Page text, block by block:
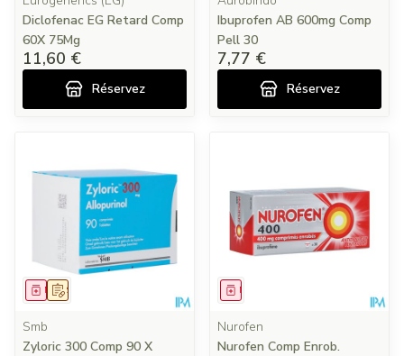
Diclofenac EG Retard Comp
60X 75Mg
11,60 €
Réservez
Ibuprofen AB 600mg Comp
Pell 30
7,77 €
Réservez
Sur prescription
Médicament
Smb
Zyloric 300 Comp 90 X
Médicament
Nurofen
Nurofen Comp Enrob.